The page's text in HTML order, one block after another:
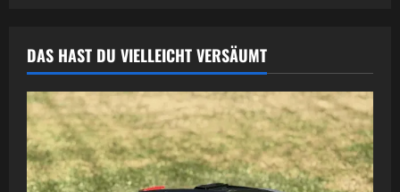
DAS HAST DU VIELLEICHT VERSÄUMT